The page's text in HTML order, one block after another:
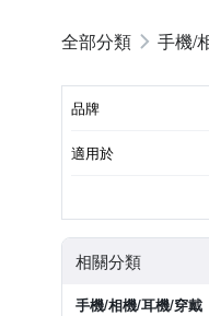
手機/
品牌
適用於
相關分類
手機/相機/耳機/穿戴